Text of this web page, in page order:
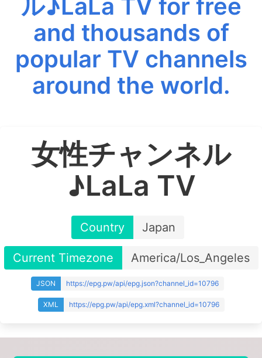
ル♪LaLa TV for free
and thousands of
popular TV channels
around the world.
女性チャンネル
♪LaLa TV
Country Japan
Current Timezone America/Los_Angeles
JSON https://epg.pw/api/epg.json?channel_id=10796
XML https://epg.pw/api/epg.xml?channel_id=10796